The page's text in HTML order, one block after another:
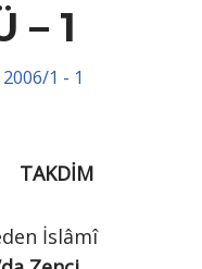
– 1
2006/1 - 1
İslâmî